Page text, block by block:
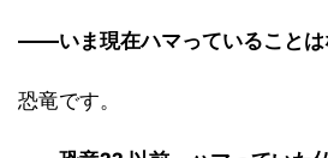
――いま現在ハマっていることは
恐竜です。